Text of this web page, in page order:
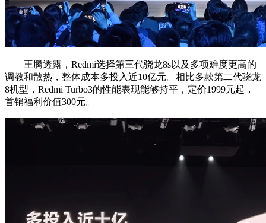
王腾透露，Redmi选择第三代骁龙8s以及多项难度更高的
调教和散热，整体成本多投入近10亿元。相比多款第二代骁龙
8机型，Redmi Turbo3的性能表现能够持平，定价1999元起，
首销福利价值300元。